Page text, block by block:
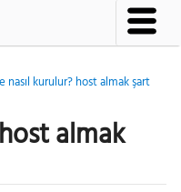
nasıl kurulur? host almak şart
almak